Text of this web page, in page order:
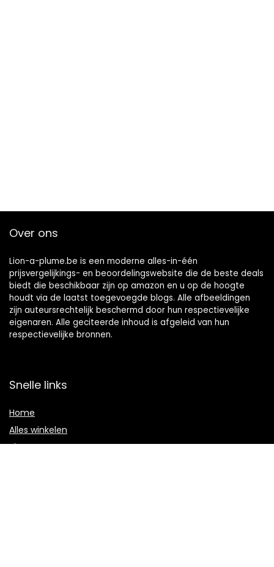
Over ons
Lion-a-plume.be is een moderne alles-in-één
prijsvergelijkings- en beoordelingswebsite die de beste deals
biedt die beschikbaar zijn op amazon en u op de hoogte
houdt via de laatst toegevoegde blogs. Alle afbeeldingen
zijn auteursrechtelijk beschermd door hun respectievelijke
eigenaren. Alle geciteerde inhoud is afgeleid van hun
respectievelijke bronnen.
Snelle links
Home
Alles winkelen
Blogs